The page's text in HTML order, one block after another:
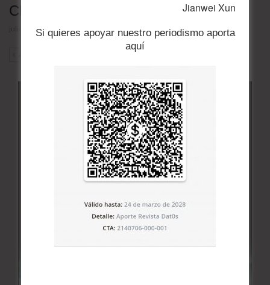
China pelea por el liderazgo en IA
julio 27, 2026
Jianwei Xun
Si quieres apoyar nuestro periodismo aporta
aquí